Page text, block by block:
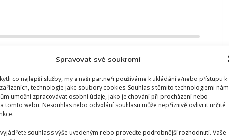
Spravovat své soukromí
co nejlepší služby, my a naši partneři používáme k ukládání a/nebo přístupu k
technologie jako soubory cookies. Souhlas s těmito technologiemi
umožní zpracovávat osobní údaje, jako je chování při procházení nebo
tomto webu. Nesouhlas nebo odvolání souhlasu může nepříznivě ovlivnit určité
souhlas s výše uvedeným nebo proveďte podrobnější rozhodnutí. Vaše